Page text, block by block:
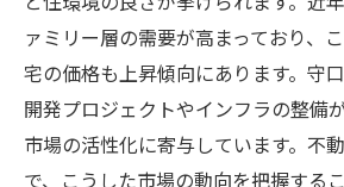
ァミリー層の需要が高まっており、
宅の価格も上昇傾向にあります。守
開発プロジェクトやインフラの整備
市場の活性化に寄与しています。不
で、こうした市場の動向を把握する